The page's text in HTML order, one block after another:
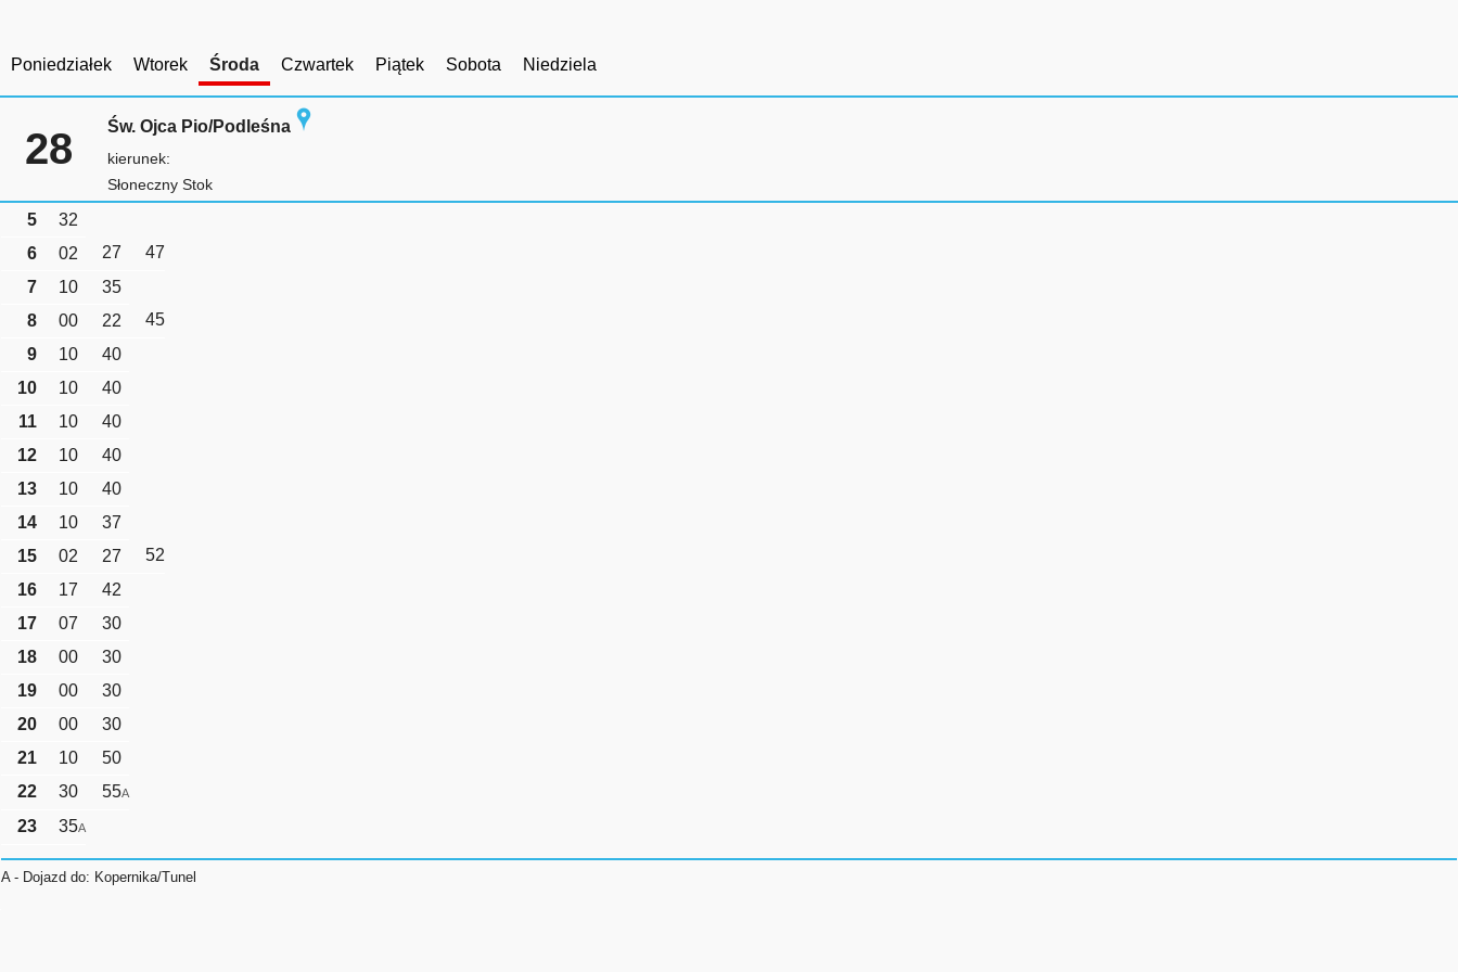
Poniedziałek Wtorek Środa Czwartek Piątek Sobota Niedziela
28 Św. Ojca Pio/Podleśna
kierunek:
Słoneczny Stok
5
32
6
02 27
47
7
10
35
8
00 22
45
9
10
40
10
10
40
11
10
40
12
10
40
13
10
40
14
10
37
15
02 27
52
16
17
42
17
07
30
18
00
30
19
00
30
20
00
30
21
10
50
22
30 55A
23 35A
A - Dojazd do: Kopernika/Tunel